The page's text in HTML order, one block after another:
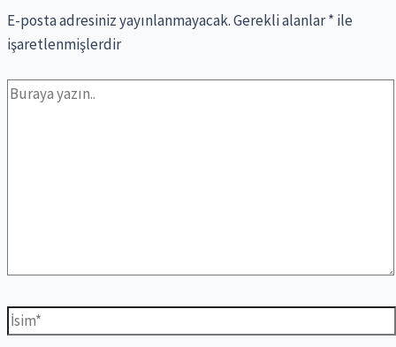
E-posta adresiniz yayınlanmayacak.Gerekli alanlar* ile
işaretlenmişlerdir
Buraya
İsim*